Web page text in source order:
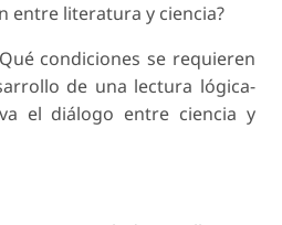
entre literatura y ciencia?
condiciones se requieren
de una lectura lógica-
el diálogo entre ciencia y